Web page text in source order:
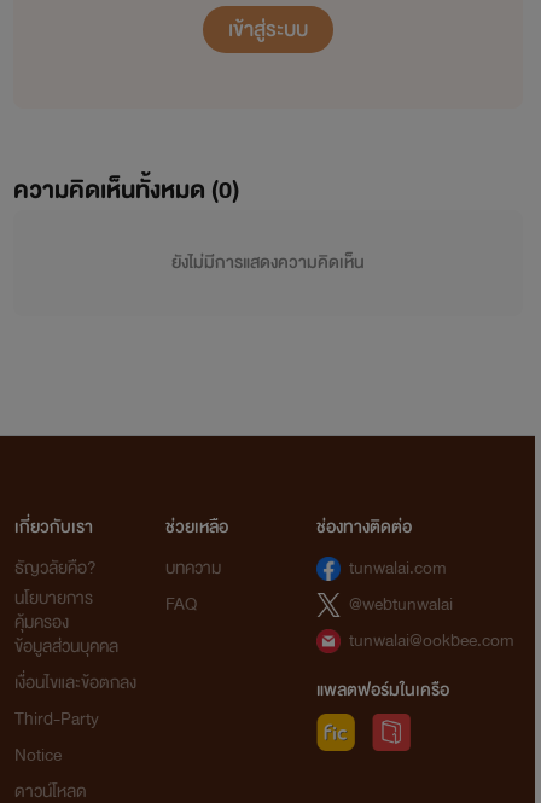
เข้าสู่ระบบ
ความคิดเห็นทั้งหมด (0)
ยังไม่มีการแสดงความคิดเห็น
เกี่ยวกับเรา
ธัญวลัยคือ?
นโยบายการ
คุ้มครอง
ข้อมูลส่วนบุคคล
เงื่อนไขและข้อตกลง
Third-Party
Notice
ดาวน์โหลด
ช่วยเหลือ
บทความ
FAQ
ช่องทางติดต่อ
tunwalai.com
@webtunwalai
tunwalai@ookbee.com
แพลตฟอร์มในเครือ